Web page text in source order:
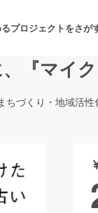
プロジェクトをさが
舞台・パフォー
フード・飲食店
『マイ
ちづくり・地域活性